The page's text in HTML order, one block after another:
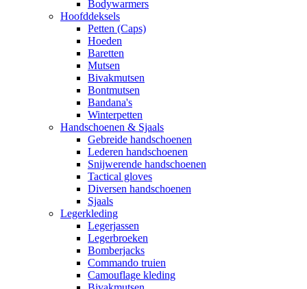
Bodywarmers
Hoofddeksels
Petten (Caps)
Hoeden
Baretten
Mutsen
Bivakmutsen
Bontmutsen
Bandana's
Winterpetten
Handschoenen & Sjaals
Gebreide handschoenen
Lederen handschoenen
Snijwerende handschoenen
Tactical gloves
Diversen handschoenen
Sjaals
Legerkleding
Legerjassen
Legerbroeken
Bomberjacks
Commando truien
Camouflage kleding